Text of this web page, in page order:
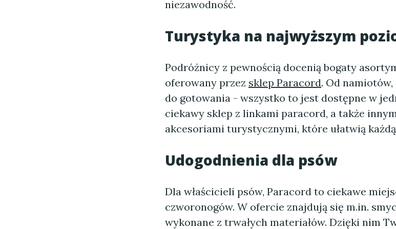
niezawodność.
Turystyka na najwyższym
Podróżnicy z pewnością docenią bogaty
oferowany przez sklep Paracord. Od
do gotowania - wszystko to jest dostępne w
ciekawy sklep z linkami paracord, a także
akcesoriami turystycznymi, które ułatwią
Udogodnienia dla psów
Dla właścicieli psów, Paracord to ciekawe
czworonogów. W ofercie znajdują się m.in.
wykonane z trwałych materiałów. Dzięki nim